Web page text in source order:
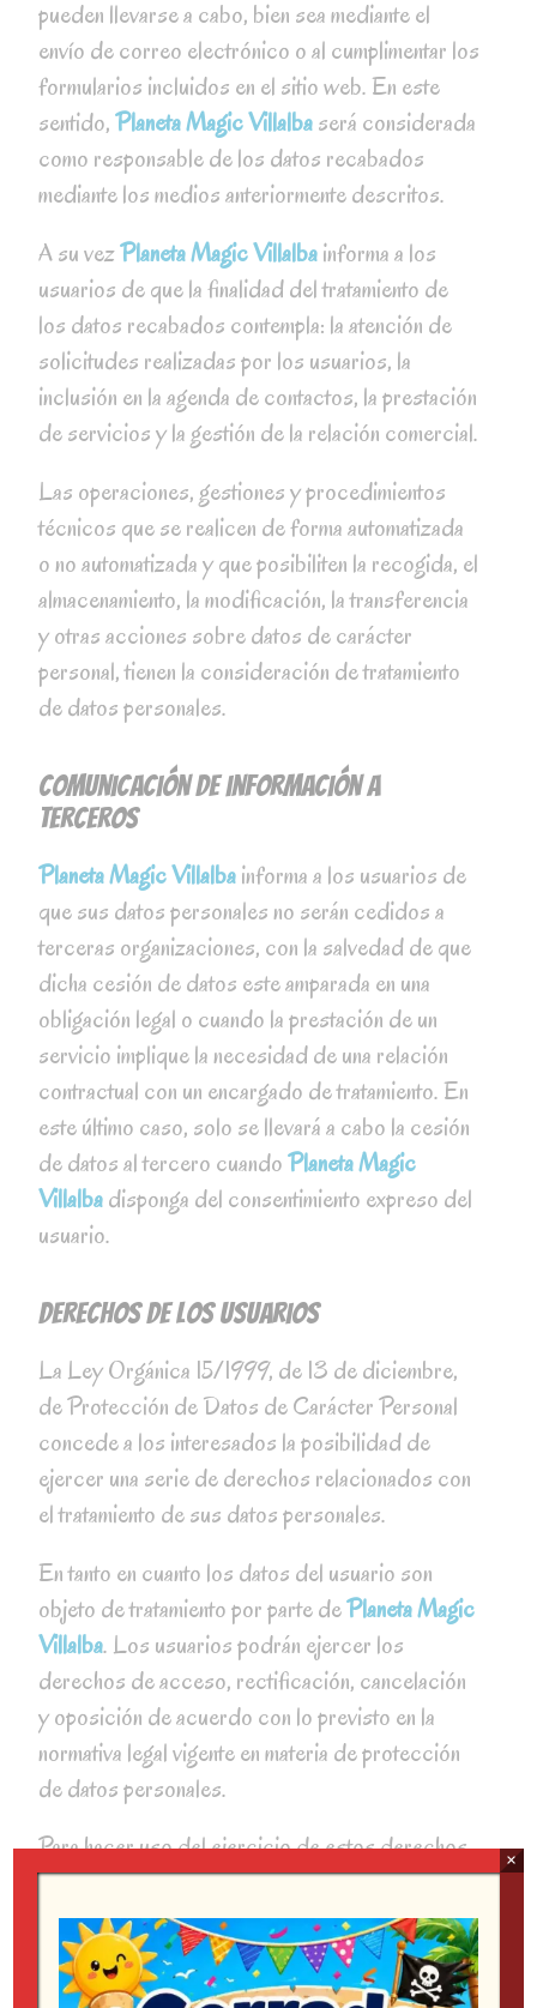
pueden llevarse a cabo, bien sea mediante el
envío de correo electrónico o al cumplimentar los
formularios incluidos en el sitio web. En este
sentido,Planeta Magic Villalbaserá considerada
como responsable de los datos recabados
mediante los medios anteriormente descritos.
A su vezPlaneta Magic Villalbainforma a los
usuarios de que la finalidad del tratamiento de
los datos recabados contempla: la atención de
solicitudes realizadas por los usuarios, la
inclusión en la agenda de contactos, la prestación
de servicios y la gestión de la relación comercial.
Las operaciones, gestiones y procedimientos
técnicos que se realicen de forma automatizada
o no automatizada y que posibiliten la recogida, el
almacenamiento, la modificación, la transferencia
y otras acciones sobre datos de carácter
personal, tienen la consideración de tratamiento
de datos personales.
Comunicación de información a
terceros
Planeta Magic Villalbainforma a los usuarios de
que sus datos personales no serán cedidos a
terceras organizaciones, con la salvedad de que
dicha cesión de datos este amparada en una
obligación legal o cuando la prestación de un
servicio implique la necesidad de una relación
contractual con un encargado de tratamiento. En
este último caso, solo se llevará a cabo la cesión
de datos al tercero cuandoPlaneta Magic
Villalbadisponga del consentimiento expreso del
usuario.
Derechos de los usuarios
La Ley Orgánica 15/1999, de 13 de diciembre,
de Protección de Datos de Carácter Personal
concede a los interesados la posibilidad de
ejercer una serie de derechos relacionados con
el tratamiento de sus datos personales.
En tanto en cuanto los datos del usuario son
objeto de tratamiento por parte dePlaneta Magic
Villalba. Los usuarios podrán ejercer los
derechos de acceso, rectificación, cancelación
y oposición de acuerdo con lo previsto en la
normativa legal vigente en materia de protección
de datos personales.
Para hacer uso del ejercicio de estos derechos,
el usuario deberá dirigirse mediante
comunicación escrita, aportando documentación
que acredite su identidad (DNI o pasaporte), a
la siguiente dirección de correo electónico:
×